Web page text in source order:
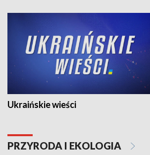
Ukraińskie wieści
PRZYRODA I EKOLOGIA